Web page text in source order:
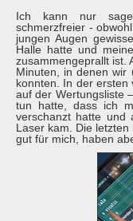
Ich kann nur
schmerzfreier -
jungen Augen
Halle hatte und
zusammengeprallt ist.
Minuten, in denen wir
konnten. In der ersten
auf der Wertungsliste
tun hatte, dass ich
verschanzt hatte und
Laser kam. Die
gut für mich, haben